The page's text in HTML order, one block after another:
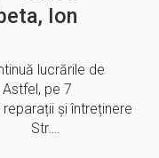
Ion
lucrările de
pe 7
și întreținere
1. Str….